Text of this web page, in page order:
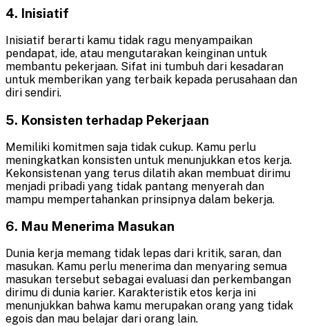
4. Inisiatif
Inisiatif berarti kamu tidak ragu menyampaikan
pendapat, ide, atau mengutarakan keinginan untuk
membantu pekerjaan. Sifat ini tumbuh dari kesadaran
untuk memberikan yang terbaik kepada perusahaan dan
diri sendiri.
5. Konsisten terhadap Pekerjaan
Memiliki komitmen saja tidak cukup. Kamu perlu
meningkatkan konsisten untuk menunjukkan etos kerja.
Kekonsistenan yang terus dilatih akan membuat dirimu
menjadi pribadi yang tidak pantang menyerah dan
mampu mempertahankan prinsipnya dalam bekerja.
6. Mau Menerima Masukan
Dunia kerja memang tidak lepas dari kritik, saran, dan
masukan. Kamu perlu menerima dan menyaring semua
masukan tersebut sebagai evaluasi dan perkembangan
dirimu di dunia karier. Karakteristik etos kerja ini
menunjukkan bahwa kamu merupakan orang yang tidak
egois dan mau belajar dari orang lain.